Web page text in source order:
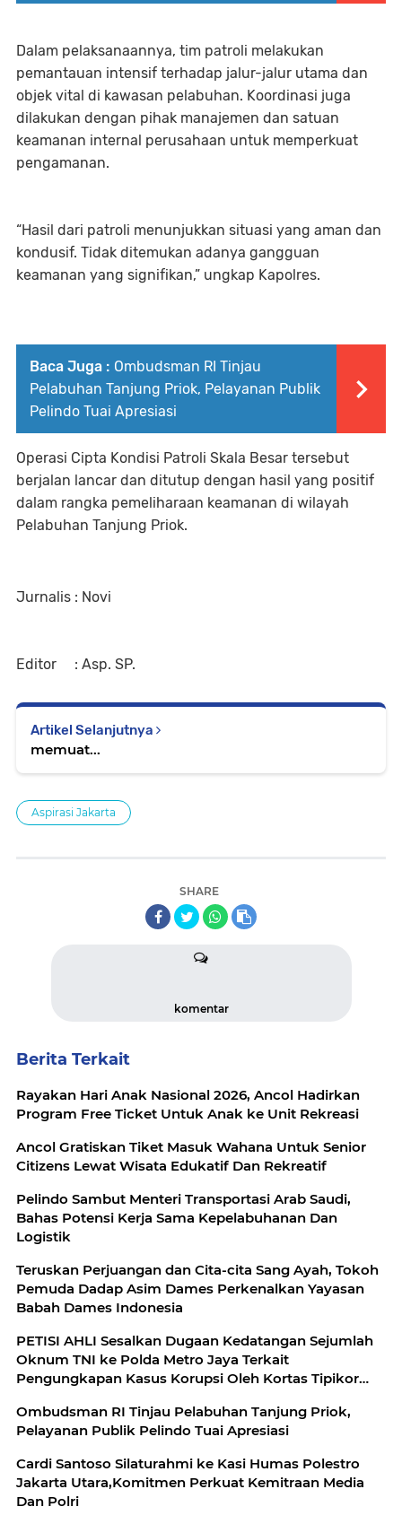
Dalam pelaksanaannya, tim patroli melakukan
pemantauan intensif terhadap jalur-jalur utama dan
objek vital di kawasan pelabuhan. Koordinasi juga
dilakukan dengan pihak manajemen dan satuan
keamanan internal perusahaan untuk memperkuat
pengamanan.
“Hasil dari patroli menunjukkan situasi yang aman dan
kondusif. Tidak ditemukan adanya gangguan
keamanan yang signifikan,” ungkap Kapolres.
Baca Juga : Ombudsman RI Tinjau
Pelabuhan Tanjung Priok, Pelayanan Publik
Pelindo Tuai Apresiasi
Operasi Cipta Kondisi Patroli Skala Besar tersebut
berjalan lancar dan ditutup dengan hasil yang positif
dalam rangka pemeliharaan keamanan di wilayah
Pelabuhan Tanjung Priok.
Jurnalis : Novi
Editor : Asp. SP.
Artikel Selanjutnya
memuat...
Aspirasi Jakarta
SHARE
komentar
Berita Terkait
Rayakan Hari Anak Nasional 2026, Ancol Hadirkan
Program Free Ticket Untuk Anak ke Unit Rekreasi
Ancol Gratiskan Tiket Masuk Wahana Untuk Senior
Citizens Lewat Wisata Edukatif Dan Rekreatif
Pelindo Sambut Menteri Transportasi Arab Saudi,
Bahas Potensi Kerja Sama Kepelabuhanan Dan
Logistik
Teruskan Perjuangan dan Cita-cita Sang Ayah, Tokoh
Pemuda Dadap Asim Dames Perkenalkan Yayasan
Babah Dames Indonesia
PETISI AHLI Sesalkan Dugaan Kedatangan Sejumlah
Oknum TNI ke Polda Metro Jaya Terkait
Pengungkapan Kasus Korupsi Oleh Kortas Tipikor
Ombudsman RI Tinjau Pelabuhan Tanjung Priok,
Pelayanan Publik Pelindo Tuai Apresiasi
Cardi Santoso Silaturahmi ke Kasi Humas Polestro
Jakarta Utara,Komitmen Perkuat Kemitraan Media
Dan Polri